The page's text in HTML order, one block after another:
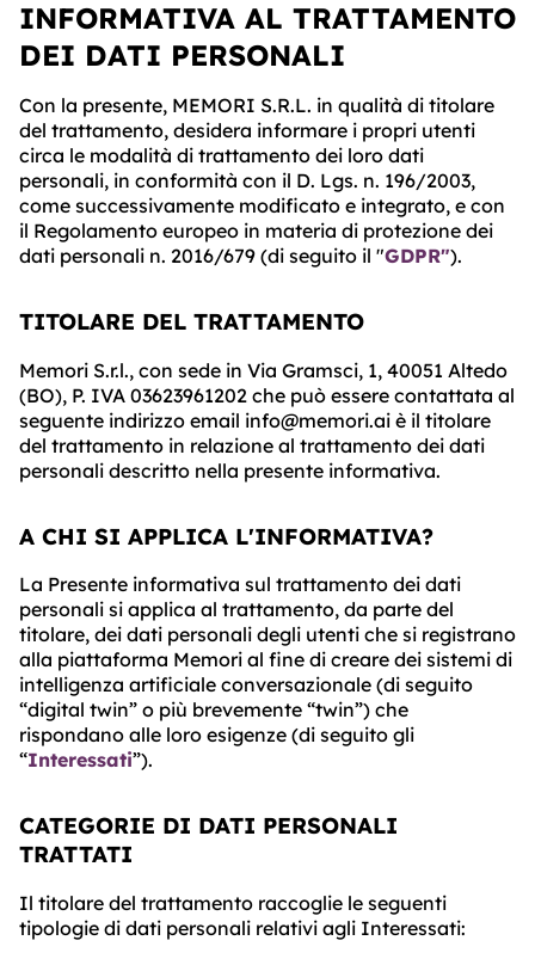
ABOUT
CENTER
INFORMATIVA AL TRATTAMENTO
DEI DATI PERSONALI
Con la presente, MEMORI S.R.L. in qualità di titolare
del trattamento, desidera informare i propri utenti
circa le modalità di trattamento dei loro dati
personali, in conformità con il D. Lgs. n. 196/2003,
come successivamente modificato e integrato, e con
il Regolamento europeo in materia di protezione dei
dati personali n. 2016/679 (di seguito il "GDPR").
TITOLARE DEL TRATTAMENTO
Memori S.r.l., con sede in Via Gramsci, 1, 40051 Altedo
(BO), P. IVA 03623961202 che può essere contattata al
seguente indirizzo email info@memori.ai è il titolare
del trattamento in relazione al trattamento dei dati
personali descritto nella presente informativa.
A CHI SI APPLICA L'INFORMATIVA?
La Presente informativa sul trattamento dei dati
personali si applica al trattamento, da parte del
titolare, dei dati personali degli utenti che si registrano
alla piattaforma Memori al fine di creare dei sistemi di
intelligenza artificiale conversazionale (di seguito
“digital twin” o più brevemente “twin”) che
rispondano alle loro esigenze (di seguito gli
“Interessati”).
CATEGORIE DI DATI PERSONALI
TRATTATI
Il titolare del trattamento raccoglie le seguenti
tipologie di dati personali relativi agli Interessati: